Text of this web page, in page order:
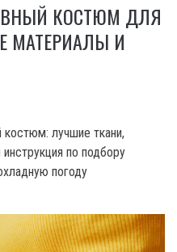
КОСТЮМ ДЛЯ
МАТЕРИАЛЫ И
костюм: лучшие ткани,
по подбору
погоду